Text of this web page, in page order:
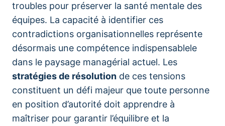
troubles pour préserver la santé mentale des
équipes. La capacité à identifier ces
contradictions organisationnelles représente
désormais une compétence indispensablele
dans le paysage managérial actuel. Les
stratégies de résolution de ces tensions
constituent un défi majeur que toute personne
en position d’autorité doit apprendre à
maîtriser pour garantir l’équilibre et la